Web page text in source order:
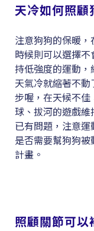
天冷如何照顧
注意狗狗的保暖
時候則可以選擇
持低強度的運動
天氣冷就縮著不
步喔，在天候不
球、拔河的遊戲
已有問題，注意
是否需要幫狗狗
計畫。
照顧關節可以